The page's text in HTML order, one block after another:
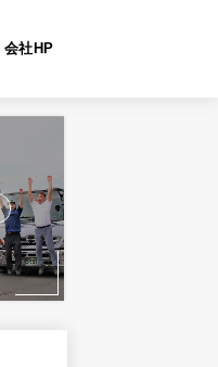
会社HP